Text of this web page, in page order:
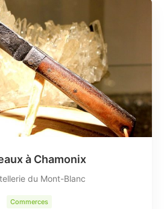
à Chamonix
du Mont-Blanc
Commerces